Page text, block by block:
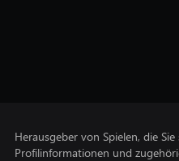
Herausgeber von Spielen, die
Profilinformationen und